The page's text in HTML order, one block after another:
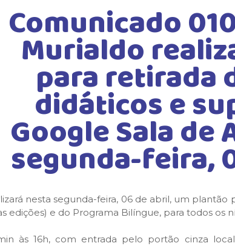
Comunicado
Murialdo
para retirada
didáticos e
Google Sala de
segunda-feira,
nesta segunda-feira, 06 de abril, um plantão
edições) e do Programa Bilíngue, para todos os
às 16h, com entrada pelo portão cinza